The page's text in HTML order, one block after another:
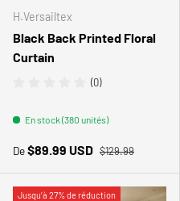
H.Versailtex
Black Back Printed Floral
Curtain
(0)
En stock (380 unités)
Prix soldé
De$89.99 USD Prix habituel
$129.99
Jusqu’à 27% de réduction